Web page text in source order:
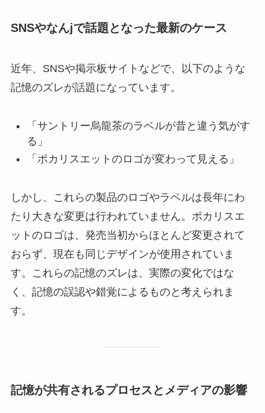
SNSやなんjで話題となった最新のケース
近年、SNSや掲示板サイトなどで、以下のような
記憶のズレが話題になっています。
「サントリー烏龍茶のラベルが昔と違う気がす
る」
「ポカリスエットのロゴが変わって見える」
しかし、これらの製品のロゴやラベルは長年にわ
たり大きな変更は行われていません。ポカリスエ
ットのロゴは、発売当初からほとんど変更されて
おらず、現在も同じデザインが使用されていま
す。これらの記憶のズレは、実際の変化ではな
く、記憶の誤認や錯覚によるものと考えられま
す。
記憶が共有されるプロセスとメディアの影響